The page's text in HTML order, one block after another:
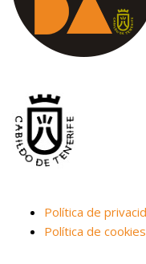
Política de
Política de cookies